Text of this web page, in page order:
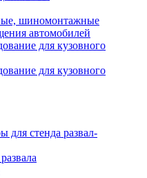
шиномонтажные
автомобилей
для кузовного
для кузовного
для стенда развал-